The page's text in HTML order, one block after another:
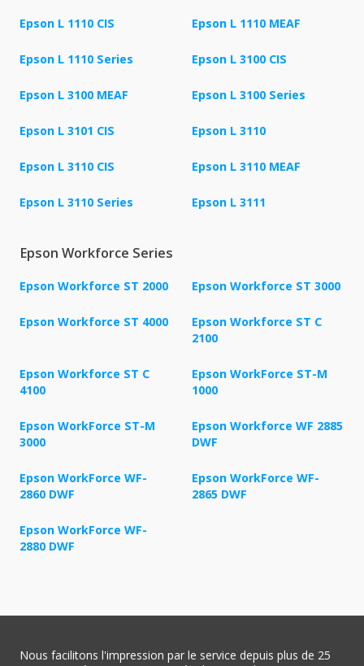
Epson L 1110 CIS Epson L 1110 MEAF
Epson L 1110 Series Epson L 3100 CIS
Epson L 3100 MEAF Epson L 3100 Series
Epson L 3101 CIS Epson L 3110
Epson L 3110 CIS Epson L 3110 MEAF
Epson L 3110 Series Epson L 3111
Epson Workforce Series
Epson Workforce ST 2000 Epson Workforce ST 3000
Epson Workforce ST 4000
Epson Workforce ST C
2100
Epson Workforce ST C
4100
Epson WorkForce ST-M
1000
Epson WorkForce ST-M
3000
Epson Workforce WF 2885
DWF
Epson WorkForce WF-
2860 DWF
Epson WorkForce WF-
2865 DWF
Epson WorkForce WF-
2880 DWF
Nous facilitons l'impression par le service depuis plus de 25